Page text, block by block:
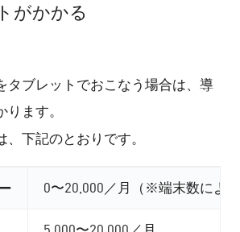
がかかる
タブレットでおこなう場合は、導
ます。
、下記のとおりです。
0〜20,000／月（※端末数によ